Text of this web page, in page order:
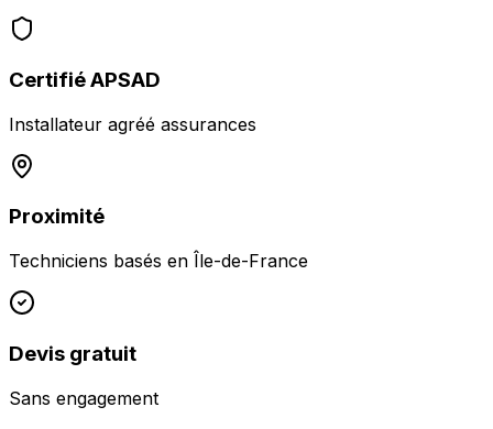
Certifié APSAD
Installateur agréé assurances
Proximité
Techniciens basés en Île-de-France
Devis gratuit
Sans engagement